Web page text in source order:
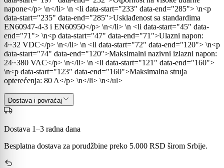
napone</p> \n</li> \n <li data-start="233" data-end="285"> \n<p
data-start="235" data-end="285">Usklađenost sa standardima
EN60947-4-3 i EN60950</p> \n</li> \n <li data-start="45" data-
end="71"> \n<p data-start="47" data-end="71">Ulazni napon:
4~32 VDC</p> \n</li> \n <li data-start="72" data-end="120"> \n<p
data-start="74" data-end="120">Maksimalni nazivni izlazni napon:
24~380 VAC</p> \n</li> \n <li data-start="121" data-end="160">
\n<p data-start="123" data-end="160">Maksimalna struja
opterećenja: 80 A</p> \n</li> \n</ul>
Dostava i povraćaj
Dostava 1–3 radna dana
Besplatna dostava za porudžbine preko 5.000 RSD širom Srbije.